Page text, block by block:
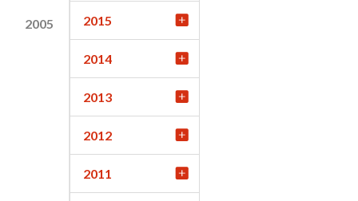
2005 2015
2014
2013
2012
2011